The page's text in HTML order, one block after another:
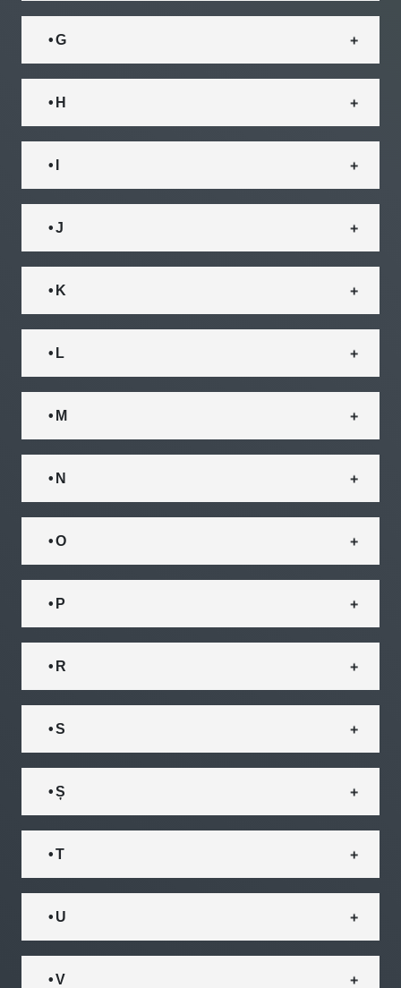
• G
• H
• I
• J
• K
• L
• M
• N
• O
• P
• R
• S
• Ș
• T
• U
• V